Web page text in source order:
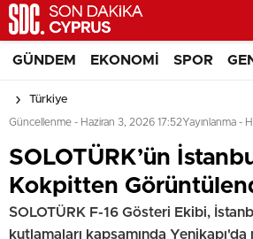
GÜNDEM EKONOMI SPOR
Türkiye
Güncellenme - Haziran 3, 2026 17:52Yayınlanma -
SOLOTÜRK’ün
Kokpitten
SOLOTÜRK F-16 Gösteri Ekibi,
kutlamaları kapsamında